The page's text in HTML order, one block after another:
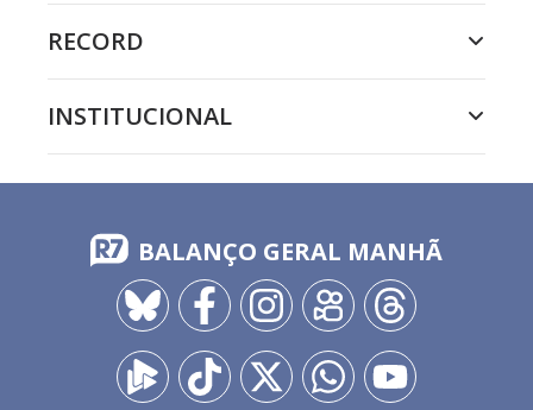
RECORD
INSTITUCIONAL
BALANÇO GERAL MANHÃ